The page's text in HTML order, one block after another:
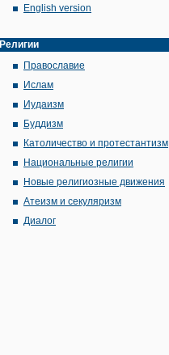
English version
Религии
Православие
Ислам
Иудаизм
Буддизм
Католичество и протестантизм
Национальные религии
Новые религиозные движения
Атеизм и секуляризм
Диалог